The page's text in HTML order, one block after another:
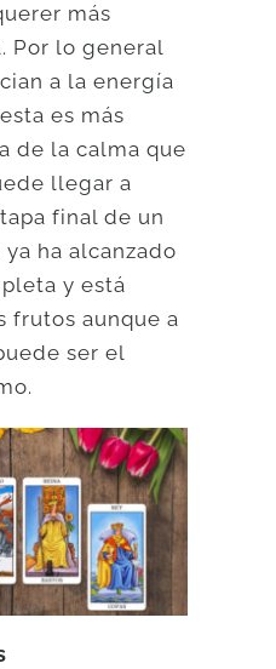
más
Por lo general
a la energía
es más
de la calma que
llegar a
final de un
ha alcanzado
y está
frutos aunque a
ser el